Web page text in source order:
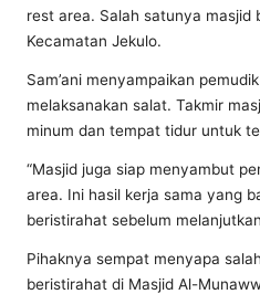
rest area. Salah satunya masjid
Kecamatan Jekulo.
Sam’ani menyampaikan
melaksanakan salat. Takmir
minum dan tempat tidur untuk
“Masjid juga siap menyambut
area. Ini hasil kerja sama yang
beristirahat sebelum
Pihaknya sempat menyapa
beristirahat di Masjid Al-